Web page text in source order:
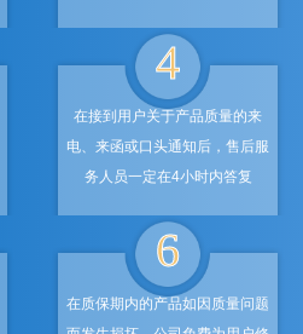
4
在接到用户关于产品质量的来
电、来函或口头通知后，售后服
务人员一定在4小时内答复
6
在质保期内的产品如因质量问题